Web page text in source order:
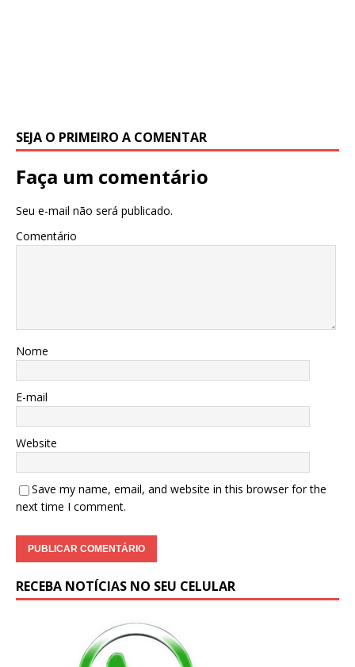
SEJA O PRIMEIRO A COMENTAR
Faça um comentário
Seu e-mail não será publicado.
Comentário
Nome
E-mail
Website
Save my name, email, and website in this browser for the
next time I comment.
RECEBA NOTÍCIAS NO SEU CELULAR